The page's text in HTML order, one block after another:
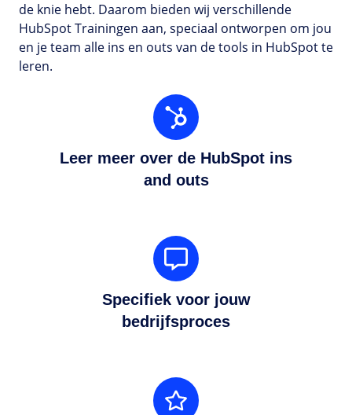
de knie hebt. Daarom bieden wij verschillende
HubSpot Trainingen aan, speciaal ontworpen om jou
en je team alle ins en outs van de tools in HubSpot te
leren.
Leer meer over de HubSpot ins
and outs
de
Specifiek voor jouw
bedrijfsproces
bedrijfsproces